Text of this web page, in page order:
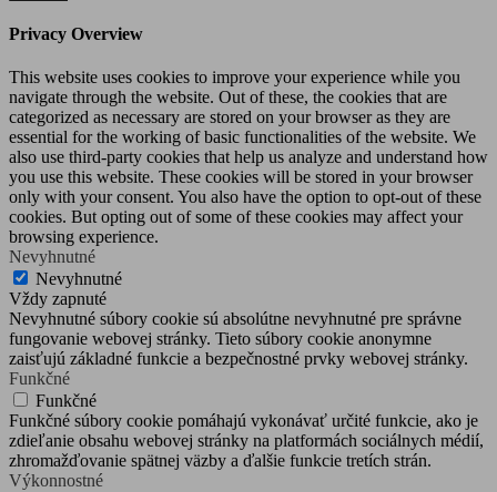
Privacy Overview
This website uses cookies to improve your experience while you
navigate through the website. Out of these, the cookies that are
categorized as necessary are stored on your browser as they are
essential for the working of basic functionalities of the website. We
also use third-party cookies that help us analyze and understand how
you use this website. These cookies will be stored in your browser
only with your consent. You also have the option to opt-out of these
cookies. But opting out of some of these cookies may affect your
browsing experience.
Nevyhnutné
Nevyhnutné
Vždy zapnuté
Nevyhnutné súbory cookie sú absolútne nevyhnutné pre správne
fungovanie webovej stránky. Tieto súbory cookie anonymne
zaisťujú základné funkcie a bezpečnostné prvky webovej stránky.
Funkčné
Funkčné
Funkčné súbory cookie pomáhajú vykonávať určité funkcie, ako je
zdieľanie obsahu webovej stránky na platformách sociálnych médií,
zhromažďovanie spätnej väzby a ďalšie funkcie tretích strán.
Výkonnostné